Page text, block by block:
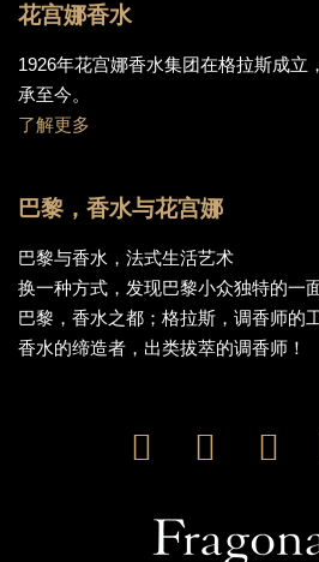
花宫娜香水
1926年花宫娜香水集团在格拉斯成立
承至今。
了解更多
巴黎，香水与花宫娜
巴黎与香水，法式生活艺术
换一种方式，发现巴黎小众独特的一
巴黎，香水之都；格拉斯，调香师的
香水的缔造者，出类拔萃的调香师！